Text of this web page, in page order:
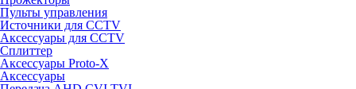
Пульты управления
Источники для CCTV
Аксессуары для CCTV
Сплиттер
Аксессуары Proto-X
Аксессуары